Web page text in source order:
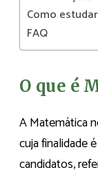
Como
FAQ
O que é
A Matemática
cuja finalidade
candidatos,